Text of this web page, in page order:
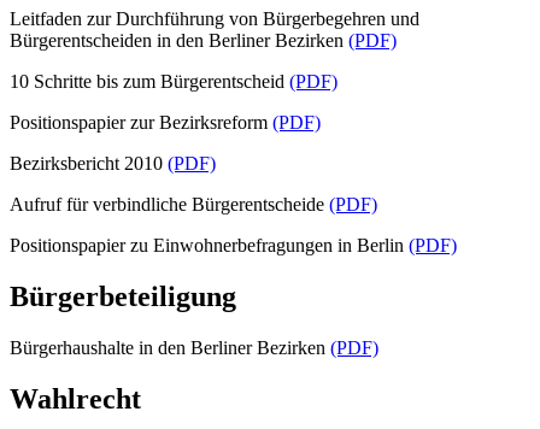
Leitfaden zur Durchführung von Bürgerbegehren und
Bürgerentscheiden in den Berliner Bezirken (PDF)
10 Schritte bis zum Bürgerentscheid (PDF)
Positionspapier zur Bezirksreform (PDF)
Bezirksbericht 2010 (PDF)
Aufruf für verbindliche Bürgerentscheide (PDF)
Positionspapier zu Einwohnerbefragungen in Berlin (PDF)
Bürgerbeteiligung
Bürgerhaushalte in den Berliner Bezirken (PDF)
Wahlrecht